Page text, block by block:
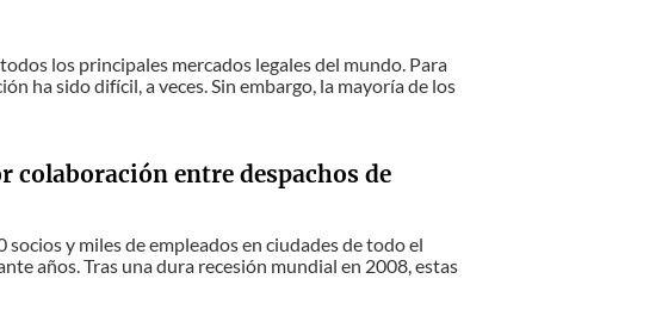
los principales mercados legales del mundo. Para
ha sido difícil, a veces. Sin embargo, la mayoría de los
colaboración entre despachos de
y miles de empleados en ciudades de todo el
años. Tras una dura recesión mundial en 2008, estas